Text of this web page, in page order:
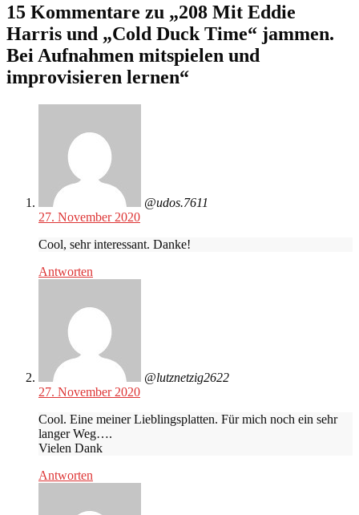
15 Kommentare zu „208 Mit Eddie
Harris und „Cold Duck Time“ jammen.
Bei Aufnahmen mitspielen und
improvisieren lernen“
@udos.7611
27. November 2020
Cool, sehr interessant. Danke!
Antworten
@lutznetzig2622
27. November 2020
Cool. Eine meiner Lieblingsplatten. Für mich noch ein sehr
langer Weg….
Vielen Dank
Antworten